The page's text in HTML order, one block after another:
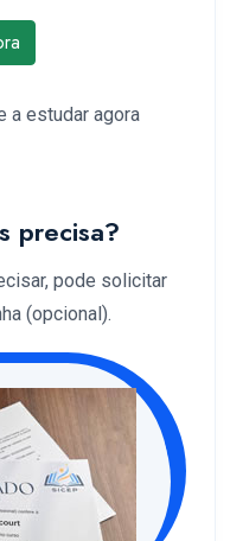
a estudar agora
precisa?
pode solicitar
(opcional).